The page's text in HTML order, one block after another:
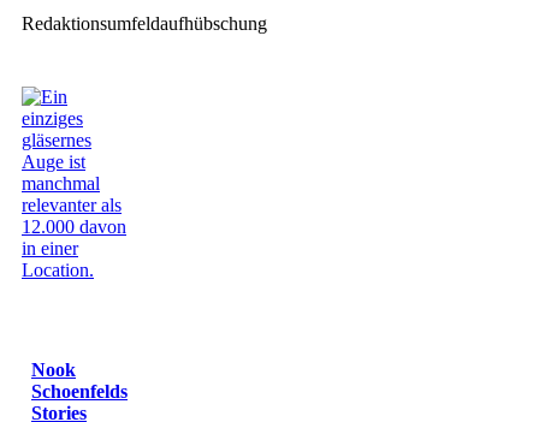
Redaktionsumfeldaufhübschung
Nook
Schoenfelds
Stories